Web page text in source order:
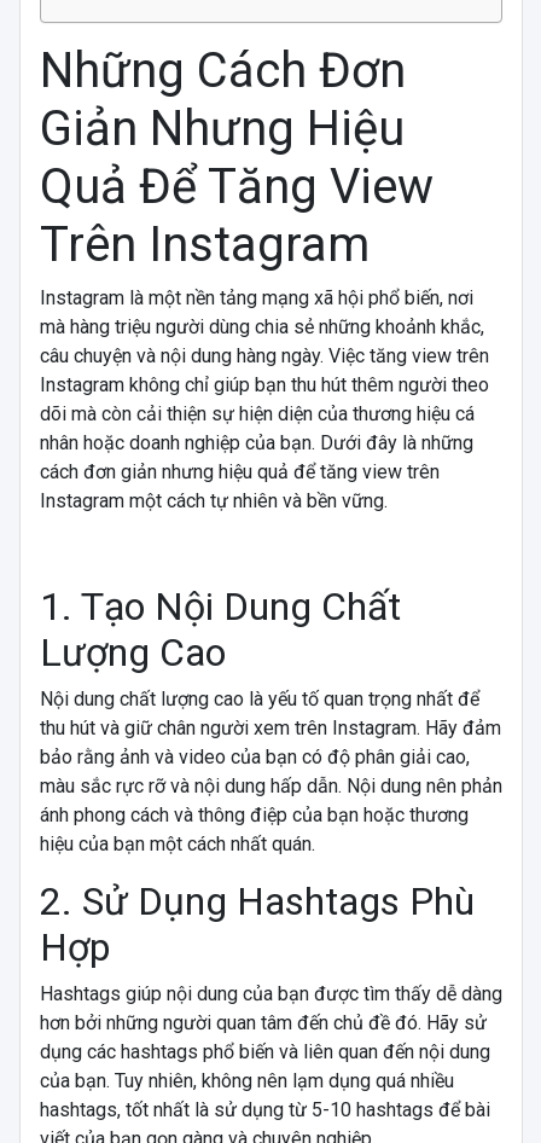
Những Cách Đơn
Giản Nhưng Hiệu
Quả Để Tăng View
Trên Instagram
Instagram là một nền tảng mạng xã hội phổ biến, nơi
mà hàng triệu người dùng chia sẻ những khoảnh khắc,
câu chuyện và nội dung hàng ngày. Việc tăng view trên
Instagram không chỉ giúp bạn thu hút thêm người theo
dõi mà còn cải thiện sự hiện diện của thương hiệu cá
nhân hoặc doanh nghiệp của bạn. Dưới đây là những
cách đơn giản nhưng hiệu quả để tăng view trên
Instagram một cách tự nhiên và bền vững.
1. Tạo Nội Dung Chất
Lượng Cao
Nội dung chất lượng cao là yếu tố quan trọng nhất để
thu hút và giữ chân người xem trên Instagram. Hãy đảm
bảo rằng ảnh và video của bạn có độ phân giải cao,
màu sắc rực rỡ và nội dung hấp dẫn. Nội dung nên phản
ánh phong cách và thông điệp của bạn hoặc thương
hiệu của bạn một cách nhất quán.
2. Sử Dụng Hashtags Phù
Hợp
Hashtags giúp nội dung của bạn được tìm thấy dễ dàng
hơn bởi những người quan tâm đến chủ đề đó. Hãy sử
dụng các hashtags phổ biến và liên quan đến nội dung
của bạn. Tuy nhiên, không nên lạm dụng quá nhiều
hashtags, tốt nhất là sử dụng từ 5-10 hashtags để bài